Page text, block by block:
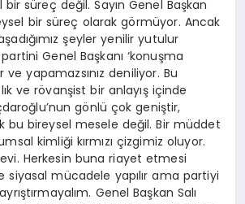
bir süreç değil. Sayın Genel Başkan
bir süreç olarak görmüyor. Ancak
şeyler yenilir yutulur
Genel Başkanı ‘konuşma
ve yapamazsınız deniliyor. Bu
ve rövanşist bir anlayış içinde
gönlü çok geniştir,
bu bireysel mesele değil. Bir müddet
kimliği kırmızı çizgimiz oluyor.
Herkesin buna riayet etmesi
siyasal mücadele yapılır ama partiyi
Genel Başkan Salı